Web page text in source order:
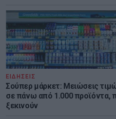
ΕΙΔΗΣΕΙΣ
Σούπερ μάρκετ: Μειώσεις
σε πάνω από 1.000 προϊόντα,
ξεκινούν